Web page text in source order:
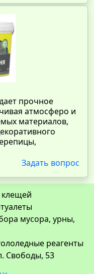
прочное
атмосферо и
материалов,
Задать вопрос
клещей
мусора, урны,
реагенты
Свободы, 53